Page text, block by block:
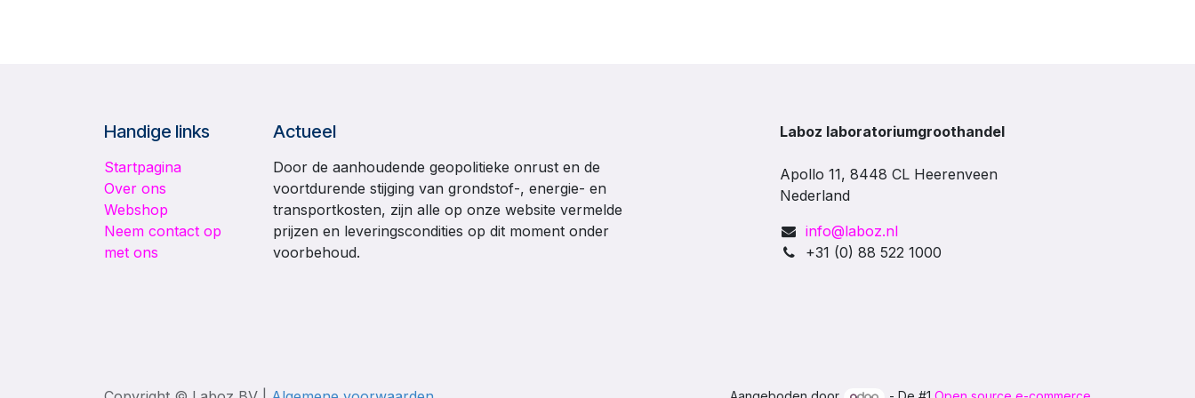
Handige links
Startpagina
Over ons
Webshop
Neem contact op
met ons
Actueel
Door de aanhoudende geopolitieke onrust en de
voortdurende stijging van grondstof-, energie- en
transportkosten, zijn alle op onze website vermelde
prijzen en leveringscondities op dit moment onder
voorbehoud.
Laboz laboratoriumgroothandel
Apollo 11, 8448 CL Heerenveen
Nederland
info@laboz.nl
+31 (0) 88 522 1000